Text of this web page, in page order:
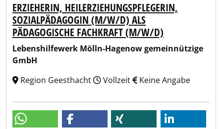
ERZIEHERIN, HEILERZIEHUNGSPFLEGERIN,
SOZIALPÄDAGOGIN (M/W/D) ALS
PÄDAGOGISCHE FACHKRAFT (M/W/D)
Lebenshilfewerk Mölln-Hagenow gemeinnützige
GmbH
Region Geesthacht
Vollzeit Keine Angabe